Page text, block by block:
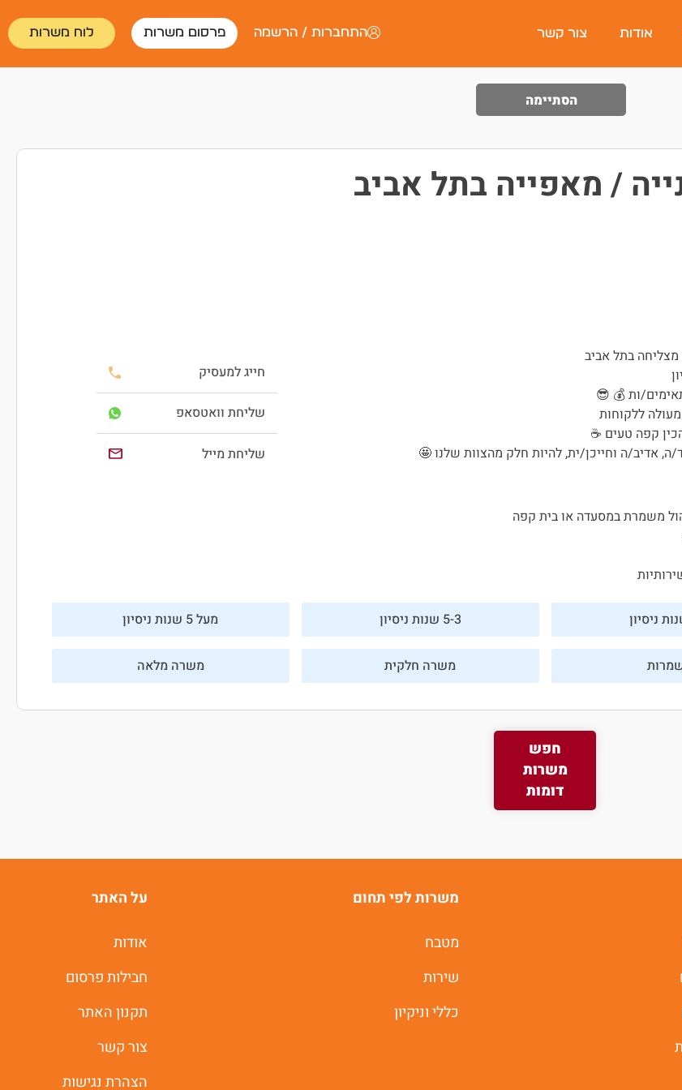
אודות צור קשר התחברות / הרשמה פרסום משרות לוח משרות
הסתיימה
/ מאפייה בתל אביב
בתל אביב
ות 💰 😎
ללקוחות
קפה טעים ☕
אדיב/ה וחייכן/ית, להיות חלק מהצוות שלנו 🤩
משמרת במסעדה או בית קפה
חייג למעסיק
שליחת וואטסאפ
שליחת מייל
5-3 שנות ניסיון מעל 5 שנות ניסיון
משרה חלקית משרה מלאה
חפש
משרות
דומות
משרות לפי תחום
מטבח
שירות
כללי וניקיון
על האתר
אודות
חבילות פרסום
תקנון האתר
צור קשר
הצהרת נגישות
היי, אני סיגי
משרות חמות לוואטסאפ